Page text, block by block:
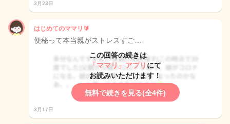
3月23日
はじめてのママリ🔰
便秘って本当親がストレスすご…
この回答の続きは
「ママリ」アプリ にて
お読みいただけます！
無料で続きを見る(全4件)
3月17日